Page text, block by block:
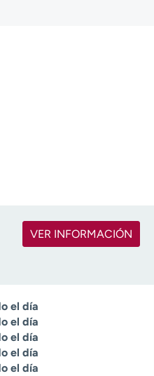
VER INFORMACIÓN
el día
el día
el día
el día
el día